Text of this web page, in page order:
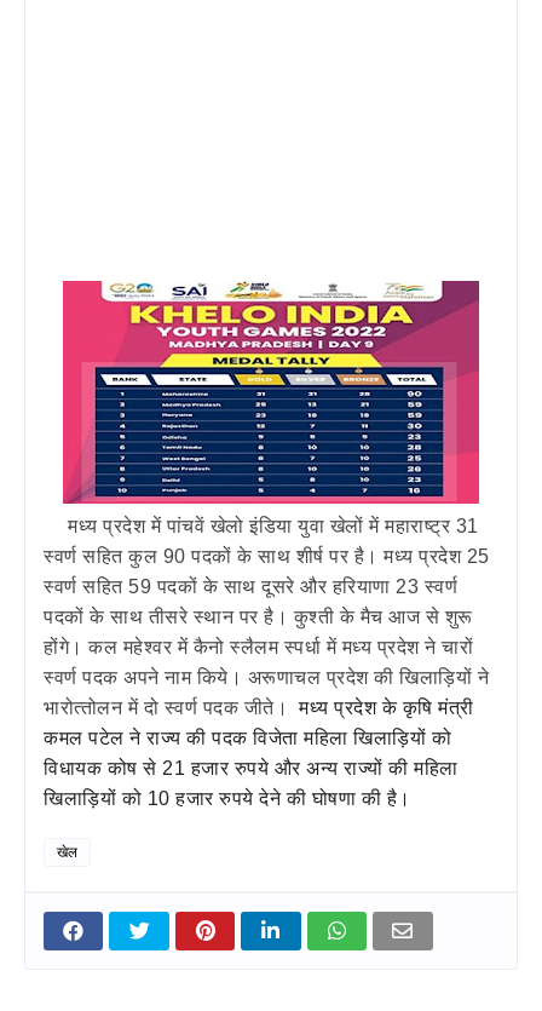
मध्‍य प्रदेश में पांचवें खेलो इंडिया युवा खेलों में महाराष्‍ट्र 31
स्‍वर्ण सहित कुल 90 पदकों के साथ शीर्ष पर है। मध्‍य प्रदेश 25
स्‍वर्ण सहित 59 पदकों के साथ दूसरे और हरियाणा 23 स्‍वर्ण
पदकों के साथ तीसरे स्‍थान पर है। कुश्‍ती के मैच आज से शुरू
होंगे। कल महेश्‍वर में कैनो स्लैलम स्‍पर्धा में मध्‍य प्रदेश ने चारों
स्‍वर्ण पदक अपने नाम किये। अरूणाचल प्रदेश की खिलाड़ि‍यों ने
भारोत्‍तोलन में दो स्‍वर्ण पदक जीते।
मध्‍य प्रदेश के कृषि मंत्री
कमल पटेल ने राज्‍य की पदक विजेता महिला खिलाड़ि‍यों को
विधायक कोष से 21 हजार रुपये और अन्‍य राज्‍यों की महिला
खिलाड़ि‍यों को 10 हजार रुपये देने की घोषणा की है।
खेल